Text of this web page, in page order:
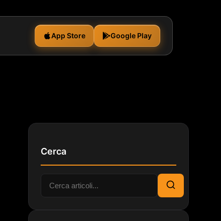
App Store Google Play
Cerca
Cerca:
Cerca